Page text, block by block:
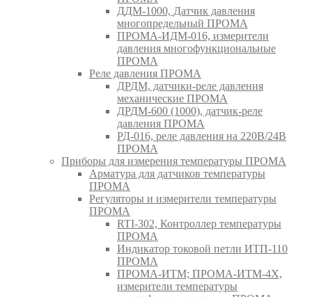
ДДМ-1000, Датчик давления
многопредельный ПРОМА
ПРОМА-ИДМ-016, измерители
давления многофункциональные
ПРОМА
Реле давления ПРОМА
ДРДМ, датчики-реле давления
механические ПРОМА
ДРДМ-600 (1000), датчик-реле
давления ПРОМА
РД-016, реле давления на 220В/24В
ПРОМА
Приборы для измерения температуры ПРОМА
Арматура для датчиков температуры
ПРОМА
Регуляторы и измерители температуры
ПРОМА
RTI-302, Контроллер температуры
ПРОМА
Индикатор токовой петли ИТП-110
ПРОМА
ПРОМА-ИТМ; ПРОМА-ИТМ-4Х,
измерители температуры